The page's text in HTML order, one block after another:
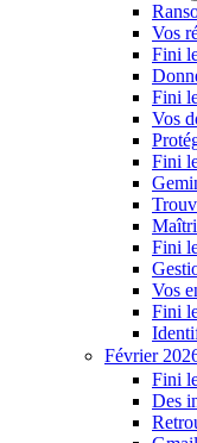
Vos
Fini
Fini
Vos
Fini
Fini
Vos
Fini
Février
Fini
Des